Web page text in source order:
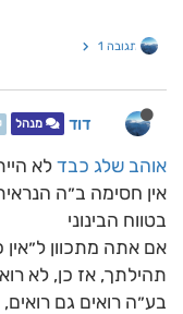
תגובה 1
דוד מנהל
אוהב שלג כבד לא
אין חסימה ב״ה
בטווח הבינוני
אם אתה מתכוון
תהילתך, אז כן, לא
בע״ה רואים גם רואים,